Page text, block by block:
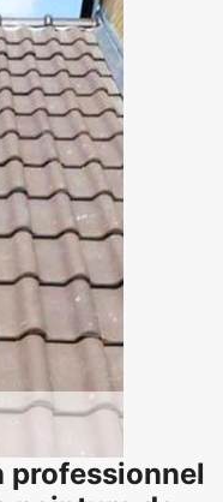
professionnel